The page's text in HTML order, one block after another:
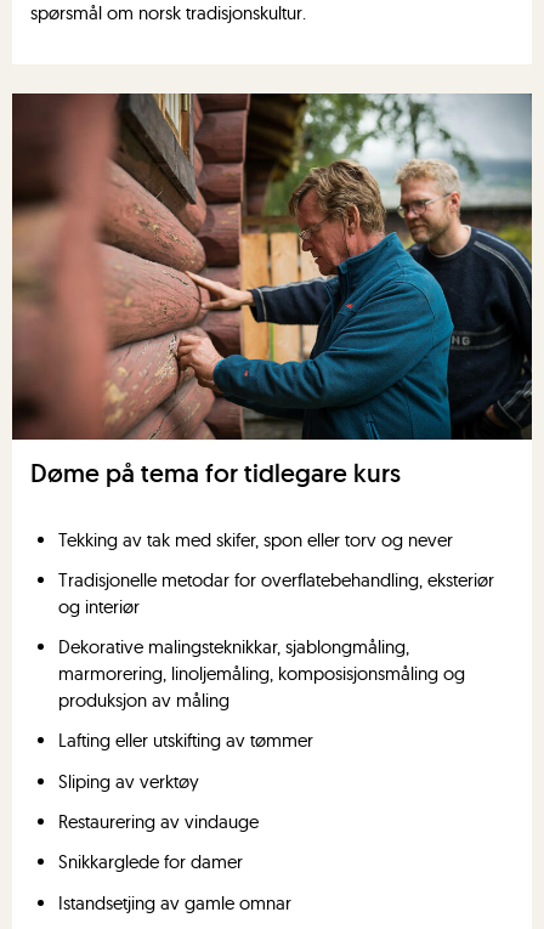
spørsmål om norsk tradisjonskultur.
Døme på tema for tidlegare kurs
Tekking av tak med skifer, spon eller torv og never
Tradisjonelle metodar for overflatebehandling, eksteriør
og interiør
Dekorative malingsteknikkar, sjablongmåling,
marmorering, linoljemåling, komposisjonsmåling og
produksjon av måling
Lafting eller utskifting av tømmer
Sliping av verktøy
Restaurering av vindauge
Snikkarglede for damer
Istandsetjing av gamle omnar